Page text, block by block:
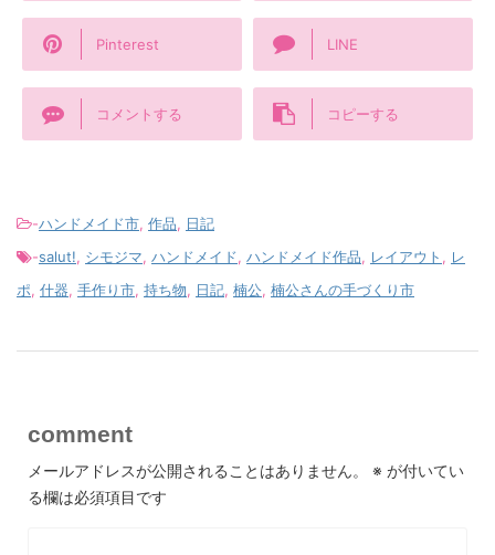
Pinterest LINE
コメントする コピーする
-ハンドメイド市, 作品, 日記
-salut!, シモジマ, ハンドメイド, ハンドメイド作品, レイアウト , レ
ポ, 什器, 手作り市, 持ち物, 日記, 楠公, 楠公さんの手づくり市
comment
メールアドレスが公開されることはありません。 ※ が付いてい
る欄は必須項目です